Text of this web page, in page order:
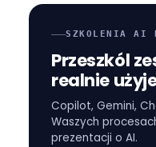
zazwyczaj
wieloetapowa
rozumowanie,
niuansu. Tu
techniki:
prompting i
SZKOLENIA AI
Przeszkól
realnie
Copilot, Gemini,
Waszych
prezentacji o AI.